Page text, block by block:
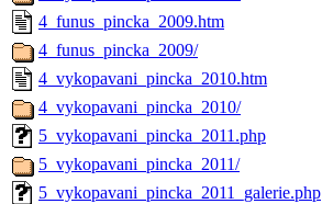
4_funus_pincka_2009.htm
4_funus_pincka_2009/
4_vykopavani_pincka_2010.htm
4_vykopavani_pincka_2010/
5_vykopavani_pincka_2011.php
5_vykopavani_pincka_2011/
5_vykopavani_pincka_2011_galerie.php